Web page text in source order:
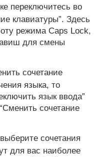
переключитесь во
клавиатуры”. Здесь
режима Caps Lock,
для смены
сочетание
языка, то
язык ввода”
сочетание
сочетания
для вас наиболее